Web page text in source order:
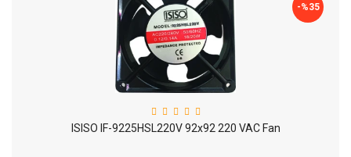
-%35
ISISO IF-9225HSL220V 92x92 220 VAC Fan